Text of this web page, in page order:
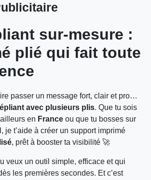
sur-mesure :
plié qui fait toute
passer un message fort, clair et pro…
avec plusieurs plis. Que tu sois
en France ou que tu bosses sur
je t’aide à créer un support imprimé
, prêt à booster ta visibilité 🚀
veux un outil simple, efficace et qui
les premières secondes. Et c’est